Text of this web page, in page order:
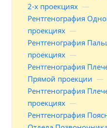
2-х проекциях —
Рентгенография
проекциях —
Рентгенография
проекциях —
Рентгенография
Прямой проекции —
Рентгенография
проекциях —
Рентгенография